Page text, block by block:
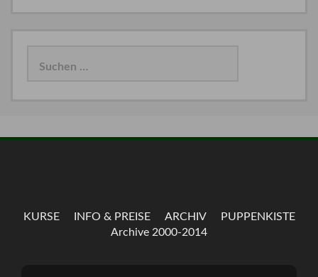
KURSE INFO & PREISE ARCHIV
PUPPENKISTE
Archive 2000-2014